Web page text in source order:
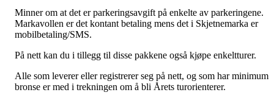
Minner om at det er parkeringsavgift på enkelte av parkeringene.
Markavollen er det kontant betaling mens det i Skjetnemarka er
mobilbetaling/SMS.
På nett kan du i tillegg til disse pakkene også kjøpe enkeltturer.
Alle som leverer eller registrerer seg på nett, og som har minimum
bronse er med i trekningen om å bli Årets turorienterer.